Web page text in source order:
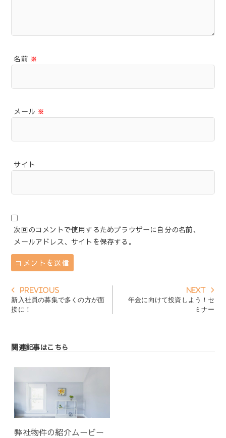
名前 ※
メール ※
サイト
次回のコメントで使用するためブラウザーに自分の名前、
メールアドレス、サイトを保存する。
投
稿
ナ
ビ
ョ
PreviousPrevious
post:
新入社員の募集で多くの方が面
接に！
Next
post:
年金に向けて投資しよう！セ
ミナー
関連記事はこちら
弊社物件の紹介ムービー